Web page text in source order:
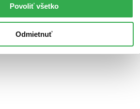
Povoliť všetko
Odmietnuť